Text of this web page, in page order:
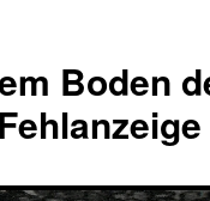
Boden